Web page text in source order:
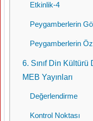
Etkinlik-4
Peygamberlerin
Peygamberlerin
6. Sınıf Din Kültürü
MEB Yayınları
Değerlendirme
Kontrol Noktası